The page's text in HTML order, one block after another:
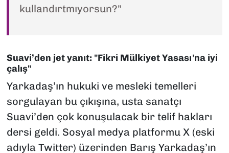
kullandırtmıyorsun?"
Suavi’den jet yanıt: "Fikri Mülkiyet Yasası'na iyi
çalış"
Yarkadaş’ın hukuki ve mesleki temelleri
sorgulayan bu çıkışına, usta sanatçı
Suavi’den çok konuşulacak bir telif hakları
dersi geldi. Sosyal medya platformu X (eski
adıyla Twitter) üzerinden Barış Yarkadaş’ın